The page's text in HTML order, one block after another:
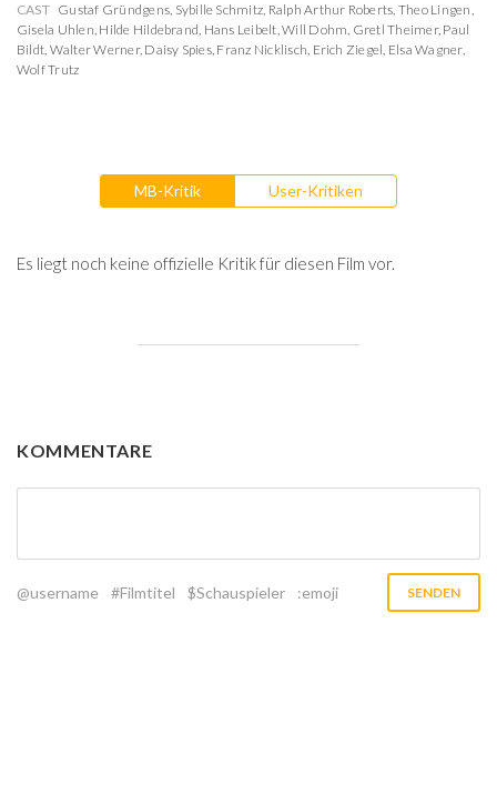
CAST Gustaf Gründgens, Sybille Schmitz, Ralph Arthur Roberts, Theo Lingen,
Gisela Uhlen, Hilde Hildebrand, Hans Leibelt,Will Dohm, Gretl Theimer, Paul
Bildt, Walter Werner, Daisy Spies, Franz Nicklisch, Erich Ziegel, Elsa Wagner,
Wolf Trutz
MB-Kritik User-Kritiken
Es liegt noch keine offizielle Kritik für diesen Film vor.
KOMMENTARE
@username #Filmtitel $Schauspieler :emoji